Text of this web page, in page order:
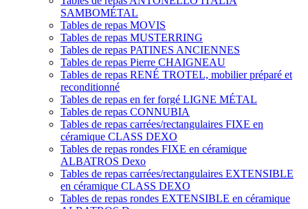
SAMBOMÉTAL
Tables de repas MOVIS
Tables de repas MUSTERRING
Tables de repas PATINES ANCIENNES
Tables de repas Pierre CHAIGNEAU
Tables de repas RENÉ TROTEL, mobilier préparé et
reconditionné
Tables de repas en fer forgé LIGNE MÉTAL
Tables de repas CONNUBIA
Tables de repas carrées/rectangulaires FIXE en
céramique CLASS DEXO
Tables de repas rondes FIXE en céramique
ALBATROS Dexo
Tables de repas carrées/rectangulaires EXTENSIBLE
en céramique CLASS DEXO
Tables de repas rondes EXTENSIBLE en céramique